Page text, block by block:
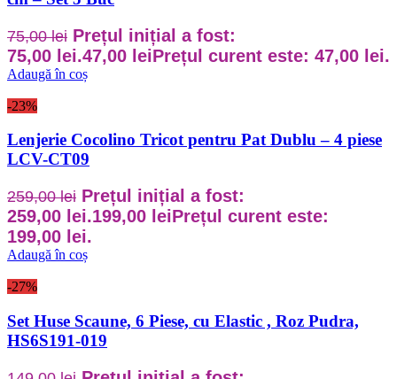
75,00lei Prețul inițial a fost:
75,00 lei.47,00 leiPrețul curent este: 47,00 lei.
Adaugă în coș
-23%
Lenjerie Cocolino Tricot pentru Pat Dublu – 4 piese
LCV-CT09
259,00lei Prețul inițial a fost:
259,00 lei.199,00 leiPrețul curent este:
199,00 lei.
Adaugă în coș
-27%
Set Huse Scaune, 6 Piese, cu Elastic , Roz Pudra,
HS6S191-019